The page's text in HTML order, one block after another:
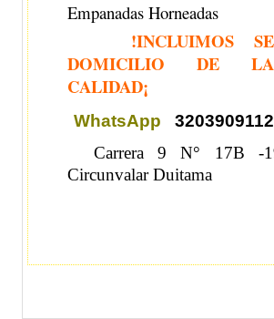
Empanadas Horneadas
!INCLUIMOS
DOMICILIO DE
CALIDAD¡
WhatsApp
3203909112
Carrera 9 N° 17B -
Circunvalar Duitama